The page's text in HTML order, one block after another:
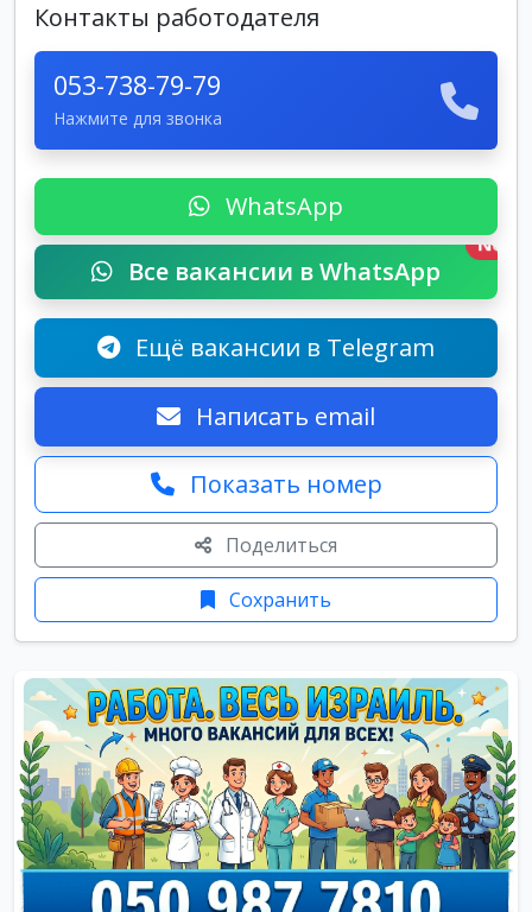
Контакты работодателя
053-738-79-79
Нажмите для звонка
WhatsApp
Все вакансии в WhatsApp
New
Ещё вакансии в Telegram
Написать email
Показать номер
Поделиться
Сохранить